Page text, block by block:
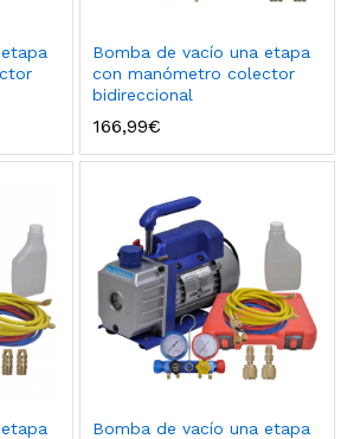
Bomba de vacío una etapa
con manómetro colector
bidireccional
166,99€
Bomba de vacío una etapa